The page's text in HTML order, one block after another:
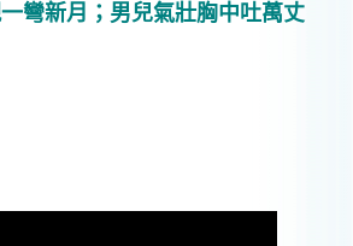
彎新月；男兒氣壯胸中吐萬丈